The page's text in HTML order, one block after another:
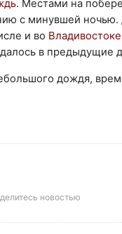
. Местами на
с минувшей
и во Владивостоке
в предыдущие
дождя,
новостью